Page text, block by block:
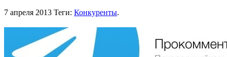
7 апреля 2013 Теги: Конкуренты.